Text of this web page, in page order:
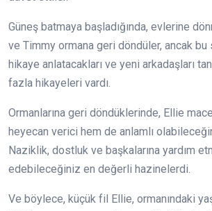
Güneş batmaya başladığında, evlerine
ve Timmy ormana geri döndüler, ancak
hikaye anlatacakları ve yeni arkadaşları
fazla hikayeleri vardı.
Ormanlarına geri döndüklerinde, Ellie
heyecan verici hem de anlamlı
Naziklik, dostluk ve başkalarına yardım
edebileceğiniz en değerli hazinelerdi.
Ve böylece, küçük fil Ellie, ormanındaki